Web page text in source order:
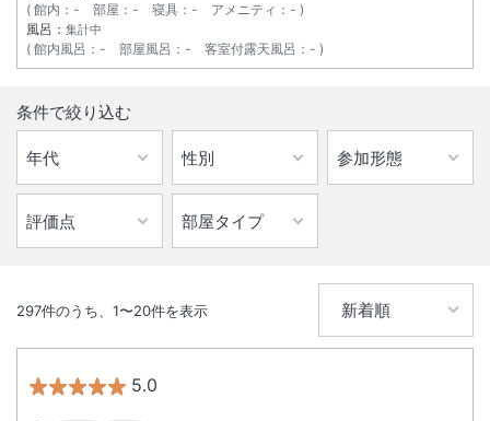
館内 ： - 部屋 ： - 寝具 ： - アメニティ ： -
風呂： 集計中
館内風呂 ： - 部屋風呂 ： - 客室付露天風呂 ： -
条件で絞り込む
297件のうち、 1〜20件を表示
5.0